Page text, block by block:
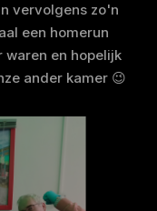
vervolgens zo'n
een homerun
waren en hopelijk
ander kamer 😉